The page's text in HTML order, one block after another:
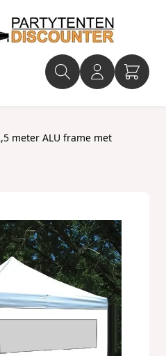
meter ALU frame met